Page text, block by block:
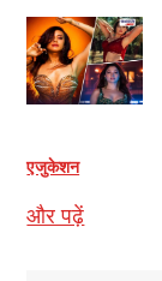
एजुकेशन
और पढ़ें